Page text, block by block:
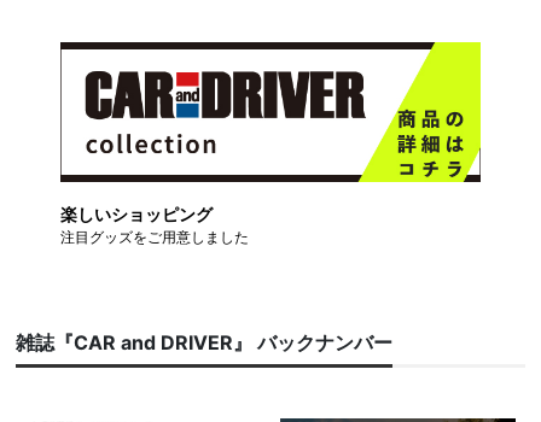
楽しいショッピング
注目グッズをご用意しました
雑誌『CAR and DRIVER』 バックナンバー